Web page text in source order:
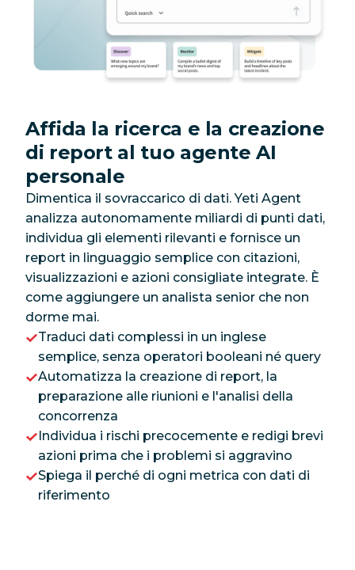
Affida la ricerca e la creazione
di report al tuo agente AI
personale
Dimentica il sovraccarico di dati. Yeti Agent
analizza autonomamente miliardi di punti dati,
individua gli elementi rilevanti e fornisce un
report in linguaggio semplice con citazioni,
visualizzazioni e azioni consigliate integrate. È
come aggiungere un analista senior che non
dorme mai.
Traduci dati complessi in un inglese
semplice, senza operatori booleani né query
Automatizza la creazione di report, la
preparazione alle riunioni e l'analisi della
concorrenza
Individua i rischi precocemente e redigi brevi
azioni prima che i problemi si aggravino
Spiega il perché di ogni metrica con dati di
riferimento